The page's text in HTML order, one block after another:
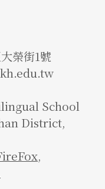
榮街1號
School
District,
,